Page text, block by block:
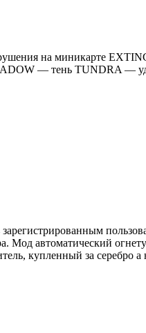
на миникарте
— тень TUNDRA —
Мод автоматический
купленный за серебро